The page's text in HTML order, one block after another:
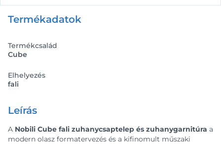
Termékadatok
Termékcsalád
Cube
Elhelyezés
fali
Leírás
A Nobili Cube fali zuhanycsaptelep és zuhanygarnitúra a
modern olasz formatervezés és a kifinomult műszaki